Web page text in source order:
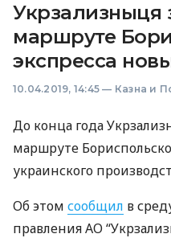
Укрзализныця
маршруте
экспресса
10.04.2019, 14:45 — Казна и
До конца года
маршруте
украинского
Об этом сообщил в
правления АО